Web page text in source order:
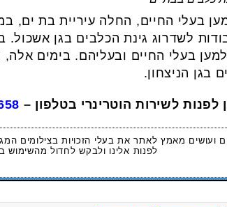
בעלי החיים, החלה עיריית בת ים,
לשדרוג גינת הכלבים בגן אשכול.
בעלי החיים ובעליהם. בימים
בגן הניצחון.
לפנות לשירות הוטרינרי בטלפון –
ועושים מאמץ לאתר את בעלי הזכויות בצילומים
לפנות אלינו ולבקש לחדול מהשימוש